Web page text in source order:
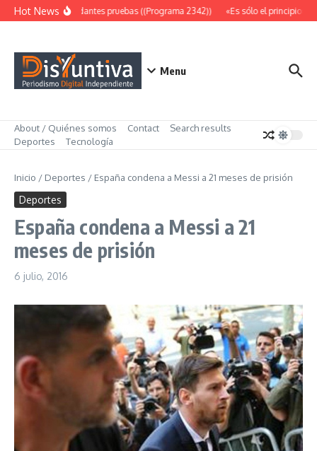
Saltar al contenido
Hot NewsAbundantes pruebas ((Programa 2342)) «Es sólo el principio»
Menu
About / Quiénes somos Contact
Search results
Deportes
Tecnología
Inicio / Deportes / España condena a Messi a 21 meses de prisión
Deportes
España condena a Messi a 21
meses de prisión
6 julio, 2016